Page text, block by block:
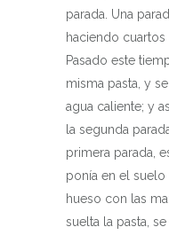
parada. Una
haciendo
Pasado este
misma pasta, y
agua caliente; y
la segunda
primera parada,
ponía en el
hueso con las
suelta la pasta,